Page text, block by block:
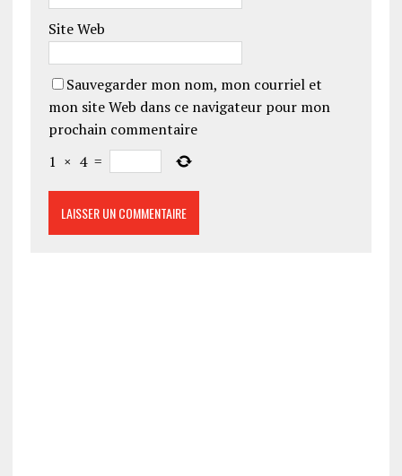
Site Web
Sauvegarder mon nom, mon courriel et
mon site Web dans ce navigateur pour mon
prochain commentaire
1 × 4 =